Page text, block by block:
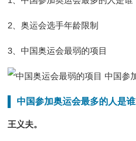
2、奥运会选手年龄限制
3、中国奥运会最弱的项目
中国参加奥运会最多的人是谁
王义夫。